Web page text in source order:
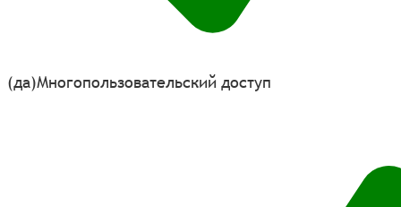
(да)Многопользовательский доступ